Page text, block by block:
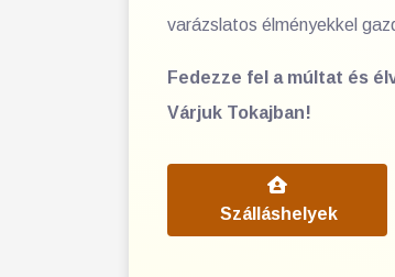
varázslatos élményekkel
Fedezze fel a múltat és
Várjuk Tokajban!
Szálláshelyek